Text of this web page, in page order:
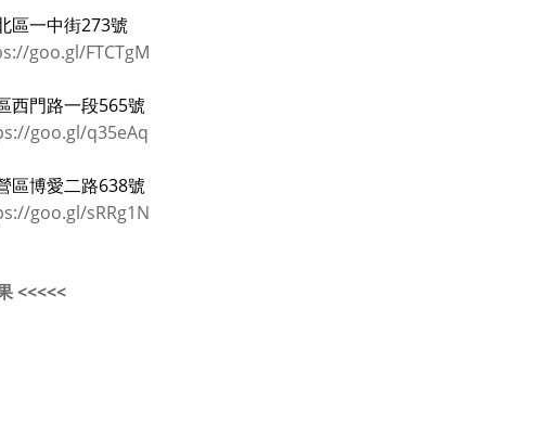
區一中街273號
goo.gl/FTCTgM
西門路一段565號
goo.gl/q35eAq
區博愛二路638號
goo.gl/sRRg1N
<<<<<